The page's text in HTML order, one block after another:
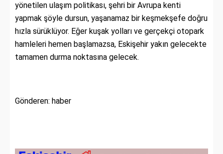
yönetilen ulaşım politikası, şehri bir Avrupa kenti
yapmak şöyle dursun, yaşanamaz bir keşmekşefe doğru
hızla sürüklüyor. Eğer kuşak yolları ve gerçekçi otopark
hamleleri hemen başlamazsa, Eskişehir yakın gelecekte
tamamen durma noktasına gelecek.
Gönderen: haber